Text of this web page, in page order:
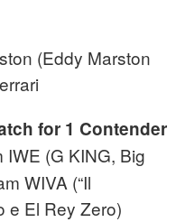
(Eddy Marston
for 1 Contender
IWE (G KING, Big
WIVA (“Il
e El Rey Zero)